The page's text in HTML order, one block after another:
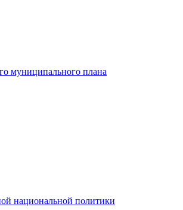
муниципального плана
национальной политики